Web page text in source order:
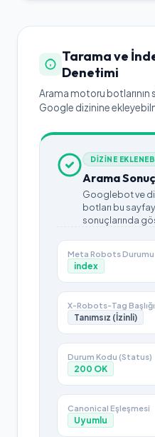
Tarama ve
Denetimi
Arama motoru
Google dizinine
DİZİNE
Arama
Googlebot ve
botları bu
sonuçlarında
Meta Robots Durumu
index
X-Robots-Tag Başlığı
Tanımsız (İzinli)
Durum Kodu (Status)
200 OK
Canonical Eşleşmesi
Uyumlu